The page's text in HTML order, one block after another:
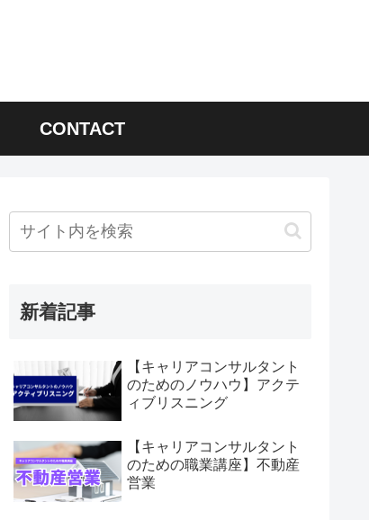
CONTACT
新着記事
【キャリアコンサルタント
のためのノウハウ】アクテ
ィブリスニング
【キャリアコンサルタント
のための職業講座】不動産
営業